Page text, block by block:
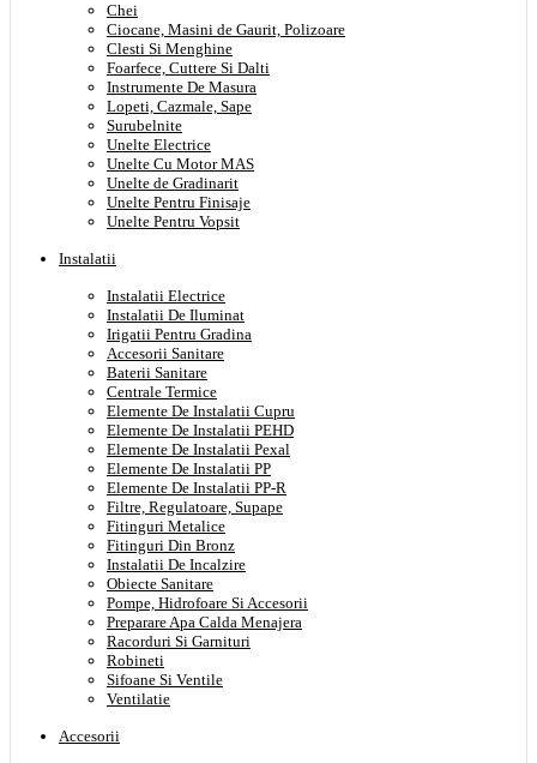
Chei
Ciocane, Masini de Gaurit, Polizoare
Clesti Si Menghine
Foarfece, Cuttere Si Dalti
Instrumente De Masura
Lopeti, Cazmale, Sape
Surubelnite
Unelte Electrice
Unelte Cu Motor MAS
Unelte de Gradinarit
Unelte Pentru Finisaje
Unelte Pentru Vopsit
Instalatii
Instalatii Electrice
Instalatii De Iluminat
Irigatii Pentru Gradina
Accesorii Sanitare
Baterii Sanitare
Centrale Termice
Elemente De Instalatii Cupru
Elemente De Instalatii PEHD
Elemente De Instalatii Pexal
Elemente De Instalatii PP
Elemente De Instalatii PP-R
Filtre, Regulatoare, Supape
Fitinguri Metalice
Fitinguri Din Bronz
Instalatii De Incalzire
Obiecte Sanitare
Pompe, Hidrofoare Si Accesorii
Preparare Apa Calda Menajera
Racorduri Si Garnituri
Robineti
Sifoane Si Ventile
Ventilatie
Accesorii